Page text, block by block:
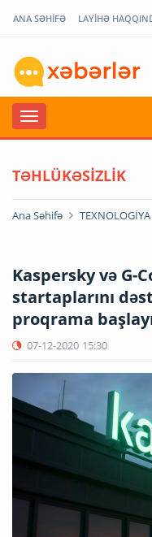
ANA SƏHİFƏ LAYİHƏ
TƏHLÜKƏSİZLİK
Ana Səhifə TEXNOLOGİYA
Kaspersky və G-
startaplarını
proqrama
07-12-2020 15:30